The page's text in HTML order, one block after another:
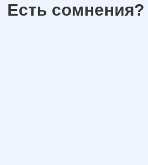
Есть сомнения?